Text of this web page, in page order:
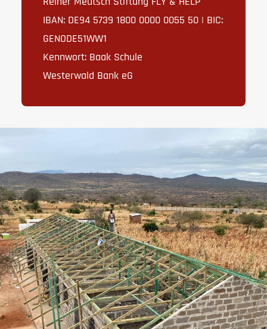
IBAN: DE94 5739 1800 0000 0055 50 | BIC:
GENODE51WW1
Kennwort: Baak Schule
Westerwald Bank eG